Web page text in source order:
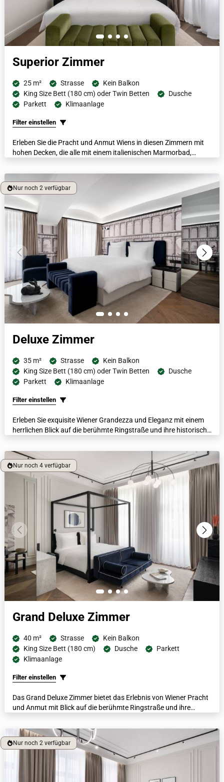
Superior Zimmer
25 m² Strasse
Kein Balkon
King Size Bett (180 cm) oder Twin Betten
Dusche
Parkett
Klimaanlage
Filter einstellen
Erleben Sie die Pracht und Anmut Wiens in diesen Zimmern mit
hohen Decken, die alle mit einem italienischen Marmorbad,
Nespresso-Kaffeemaschine ausgestattet sind. Jedes Zimmer
verfügt über einen Blick auf den Innenhof oder eine schicke
Wiener Seitenstraße.
Nur noch 2 verfügbar
Deluxe Zimmer
35 m² Strasse
Kein Balkon
King Size Bett (180 cm) oder Twin Betten
Dusche
Parkett
Klimaanlage
Filter einstellen
Erleben Sie exquisite Wiener Grandezza und Eleganz mit einem
herrlichen Blick auf die berühmte Ringstraße und ihre historische
Stock des Hotels befinden. Mit einem italienischen Marmorbad,
luxuriösen Bademänteln, beheizten Fußböden und einer
Nespresso-Kaffeemaschine lässt jedes dieser großzügigen
Zimmer die Gäste in Luxus schwelgen.
Nur noch 4 verfügbar
Grand Deluxe Zimmer
40 m² Strasse
Kein Balkon
King Size Bett (180 cm)
Dusche
Parkett
Klimaanlage
Filter einstellen
Das Grand Deluxe Zimmer bietet das Erlebnis von Wiener Pracht
und Anmut mit Blick auf die berühmte Ringstraße und ihre
luxuriösen Bademänteln, beheizten Fußböden und einer
Nespresso-Kaffeemaschine bietet jedes dieser geräumigen
Zimmer die Möglichkeit, mit anderen Zimmern verbunden zu
Nur noch 2 verfügbar